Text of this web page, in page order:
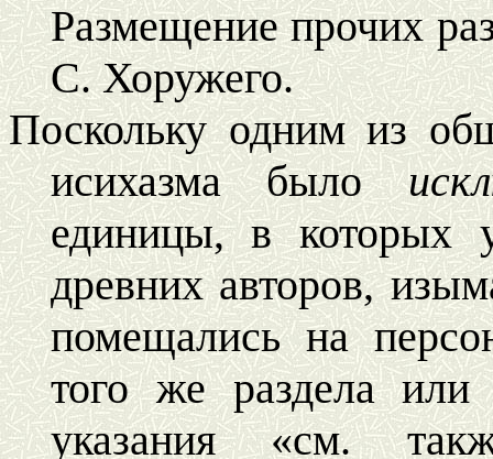
Размещение прочих
С. Хоружего.
Поскольку одним из
исихазма было
единицы, в которых
древних авторов,
помещались на
того же раздела
указания «см.